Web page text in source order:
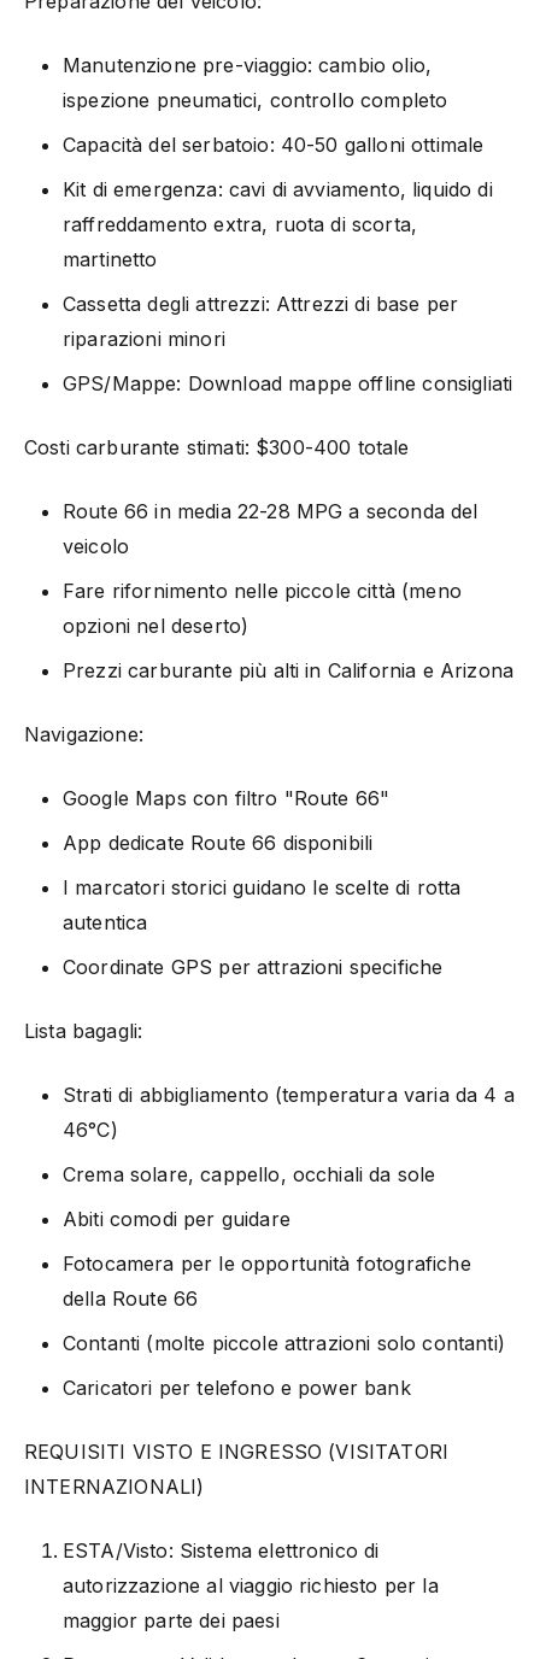
Manutenzione pre-viaggio: cambio olio,
ispezione pneumatici, controllo completo
Capacità del serbatoio: 40-50 galloni ottimale
Kit di emergenza: cavi di avviamento, liquido di
raffreddamento extra, ruota di scorta,
martinetto
Cassetta degli attrezzi: Attrezzi di base per
riparazioni minori
GPS/Mappe: Download mappe offline consigliati
Costi carburante stimati: $300-400 totale
Route 66 in media 22-28 MPG a seconda del
veicolo
Fare rifornimento nelle piccole città (meno
opzioni nel deserto)
Prezzi carburante più alti in California e Arizona
Navigazione:
Google Maps con filtro "Route 66"
App dedicate Route 66 disponibili
I marcatori storici guidano le scelte di rotta
autentica
Coordinate GPS per attrazioni specifiche
Lista bagagli:
Strati di abbigliamento (temperatura varia da 4 a
46°C)
Crema solare, cappello, occhiali da sole
Abiti comodi per guidare
Fotocamera per le opportunità fotografiche
della Route 66
Contanti (molte piccole attrazioni solo contanti)
Caricatori per telefono e power bank
REQUISITI VISTO E INGRESSO (VISITATORI
INTERNAZIONALI)
ESTA/Visto: Sistema elettronico di
autorizzazione al viaggio richiesto per la
maggior parte dei paesi